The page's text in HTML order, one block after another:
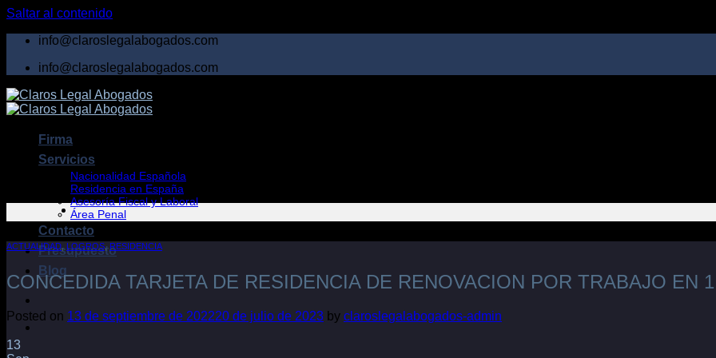
Saltar al contenido
info@claroslegalabogados.com
info@claroslegalabogados.com
Firma
Servicios
Nacionalidad Española
Residencia en España
Asesoría Fiscal y Laboral
Área Penal
Contacto
Presupuesto
Blog
ACTUALIDAD, LOGROS,RESIDENCIA
CONCEDIDA TARJETA DE RESIDENCIA DE RENOVACION POR TRABAJO EN
Posted on 13 de septiembre de 202220 de julio de 2023 by claroslegalabogados-admin
13